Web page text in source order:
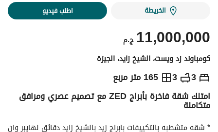
الخريطة اطلب فيديو
ج.م 11,000,000
كومباوند زد ويست، الشيخ زايد، الجيزة
3
3 165 متر مربع ج.م 11,000,000
التفاصيل الاتجاهات والمؤشرات رهن عقاري
امتلك شقة فاخرة بأبراج ZED مع تصميم عصري ومرافق
متكاملة